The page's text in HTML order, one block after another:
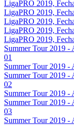
LigaPRO 2019,
LigaPRO 2019,
LigaPRO 2019,
LigaPRO 2019,
LigaPRO 2019,
Summer Tour 2019
01
Summer Tour 2019
Summer Tour 2019 -
02
Summer Tour 2019 -
Summer Tour 2019
03
Summer Tour 2019